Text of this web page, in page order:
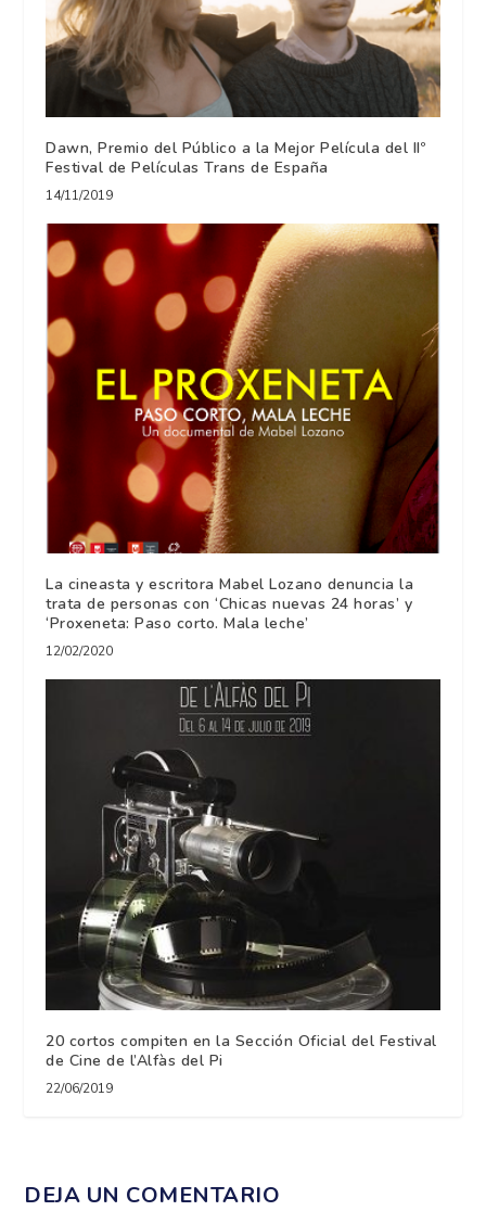
Dawn, Premio del Público a la Mejor Película del IIº
Festival de Películas Trans de España
14/11/2019
La cineasta y escritora Mabel Lozano denuncia la
trata de personas con ‘Chicas nuevas 24 horas’ y
‘Proxeneta: Paso corto. Mala leche’
12/02/2020
20 cortos compiten en la Sección Oficial del Festival
de Cine de l’Alfàs del Pi
22/06/2019
DEJA UN COMENTARIO